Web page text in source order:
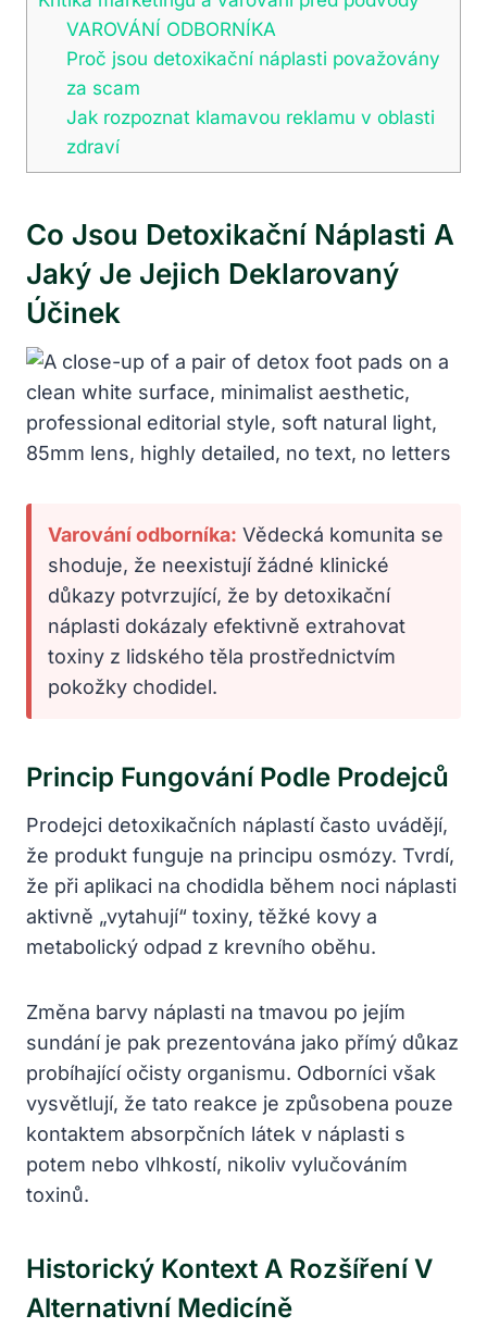
VAROVÁNÍ ODBORNÍKA
Proč jsou detoxikační náplasti považovány
za scam
Jak rozpoznat klamavou reklamu v oblasti
zdraví
Co Jsou Detoxikační Náplasti A
Jaký Je Jejich Deklarovaný
Účinek
Varování odborníka: Vědecká komunita se
shoduje, že neexistují žádné klinické
důkazy potvrzující, že by detoxikační
náplasti dokázaly efektivně extrahovat
toxiny z lidského těla prostřednictvím
pokožky chodidel.
Princip Fungování Podle Prodejců
Prodejci detoxikačních náplastí často uvádějí,
že produkt funguje na principu osmózy. Tvrdí,
že při aplikaci na chodidla během noci náplasti
aktivně „vytahují“ toxiny, těžké kovy a
metabolický odpad z krevního oběhu.
Změna barvy náplasti na tmavou po jejím
sundání je pak prezentována jako přímý důkaz
probíhající očisty organismu. Odborníci však
vysvětlují, že tato reakce je způsobena pouze
kontaktem absorpčních látek v náplasti s
potem nebo vlhkostí, nikoliv vylučováním
toxinů.
Historický Kontext A Rozšíření V
Alternativní Medicíně